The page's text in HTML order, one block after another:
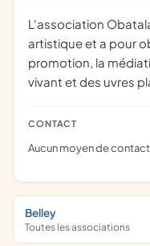
l'association Obatala est un centre de création
artistique et a pour
promotion, la
vivant et des uvres
CONTACT
Aucun moyen de
Belley
Toutes les associations